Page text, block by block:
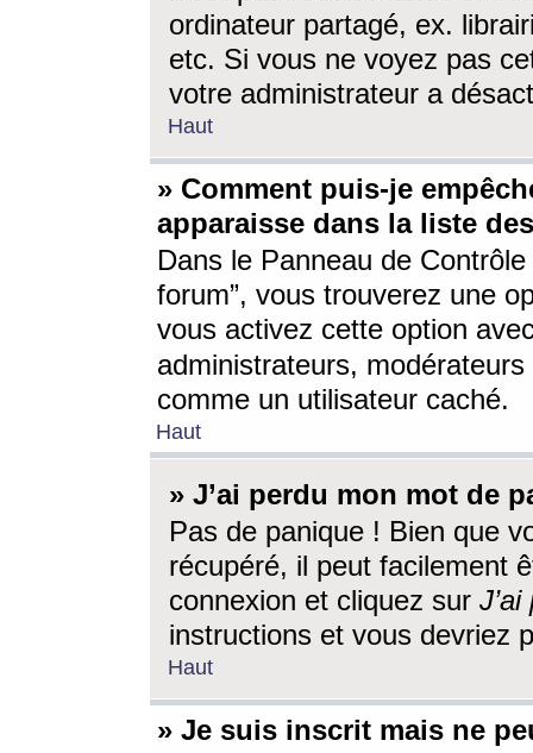
ordinateur partagé, ex.
etc. Si vous ne voyez pas
votre administrateur a
Haut
» Comment puis-je
apparaisse dans la liste
Dans le Panneau de
forum”, vous trouverez une
vous activez cette option
administrateurs,
comme un utilisateur caché.
Haut
» J’ai perdu mon mot de
Pas de panique ! Bien que
récupéré, il peut facilement
connexion et cliquez sur
instructions et vous devriez
Haut
» Je suis inscrit mais ne